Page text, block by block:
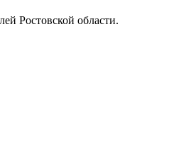
Ростовской области.